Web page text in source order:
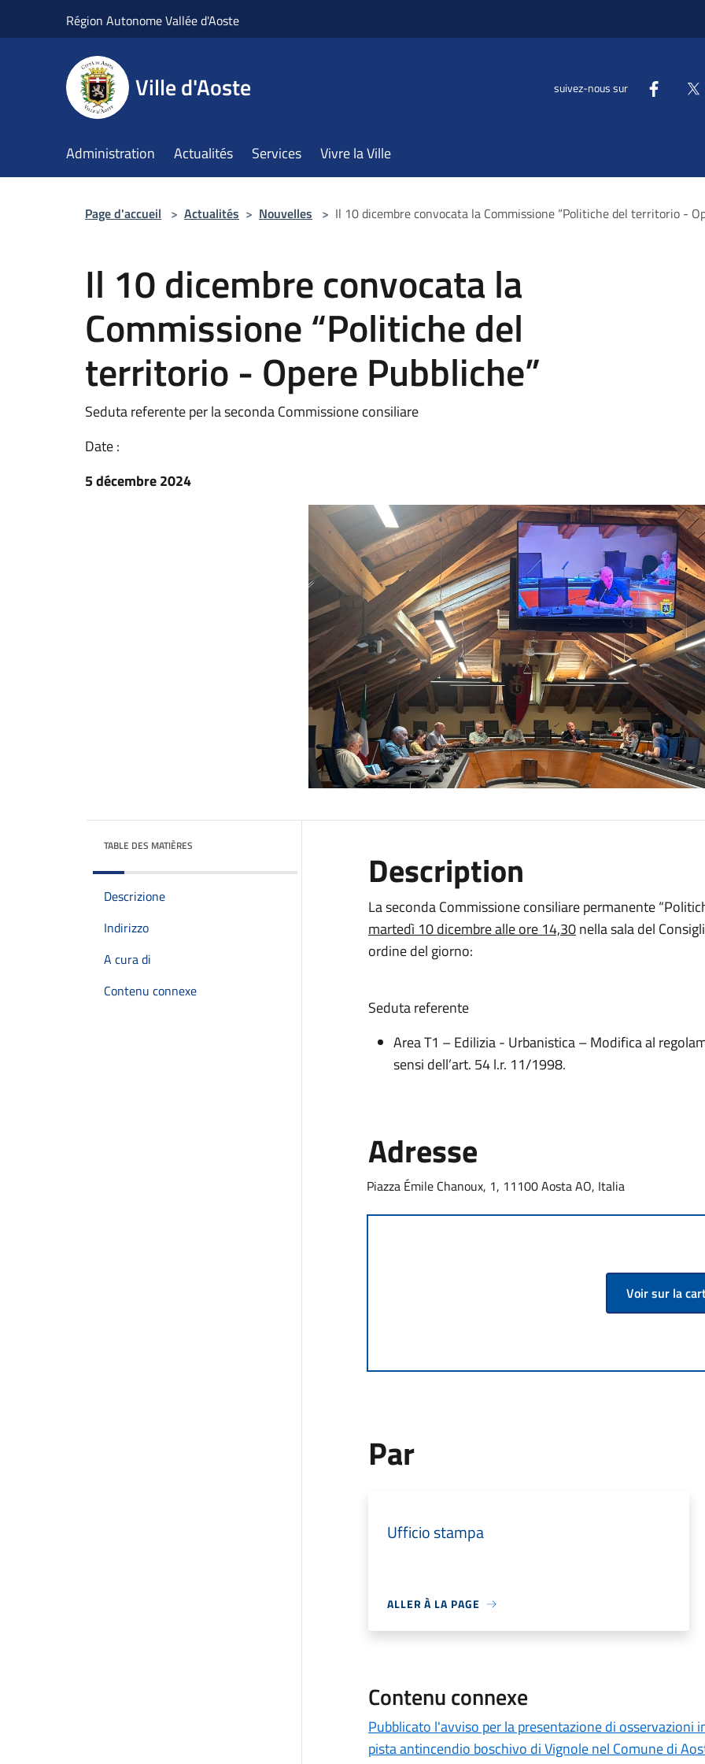
Région Autonome Vallée d'Aoste
Ville d'Aoste suivez-nous sur
Administration Actualités Services Vivre la Ville
Page d'accueil > Actualités > Nouvelles > Il 10 dicembre convocata la Commissione “Politiche del territorio -
Il 10 dicembre convocata la
Commissione “Politiche del
territorio - Opere Pubbliche”
Seduta referente per la seconda Commissione consiliare
Date :
5 décembre 2024
TABLE DES MATIÈRES
Descrizione
Indirizzo
A cura di
Contenu connexe
Description
La seconda Commissione consiliare permanente
martedì 10 dicembre alle ore 14,30nella sala del
ordine del giorno:
Seduta referente
Area T1 – Edilizia - Urbanistica – Modifica al
sensi dell’art. 54 l.r. 11/1998.
Adresse
Piazza Émile Chanoux, 1, 11100 Aosta AO, Italia
Voir sur la
Par
Ufficio stampa
ALLER À LA PAGE
Contenu connexe
Pubblicato l'avviso per la presentazione di osservazioni
pista antincendio boschivo di Vignole nel Comune di